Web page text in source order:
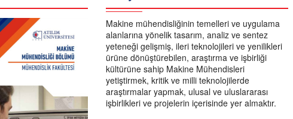
Makine mühendisliğinin temelleri ve uygulama
alanlarına yönelik tasarım, analiz ve sentez
yeteneği gelişmiş, ileri teknolojileri ve yenilikleri
ürüne dönüştürebilen, araştırma ve işbirliği
kültürüne sahip Makine Mühendisleri
yetiştirmek, kritik ve milli teknolojilerde
araştırmalar yapmak, ulusal ve uluslararası
işbirlikleri ve projelerin içerisinde yer almaktır.